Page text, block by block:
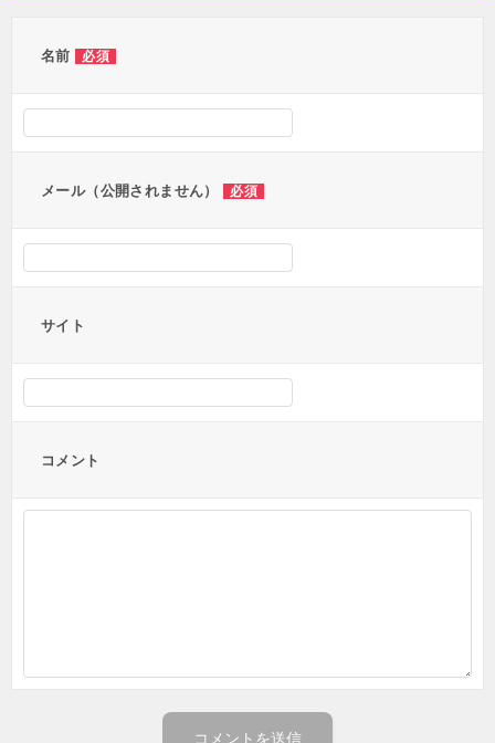
名前 必須
メール（公開されません） 必須
サイト
コメント